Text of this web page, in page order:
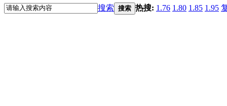
搜索 搜索 热搜: 1.76 1.80 1.85 1.95